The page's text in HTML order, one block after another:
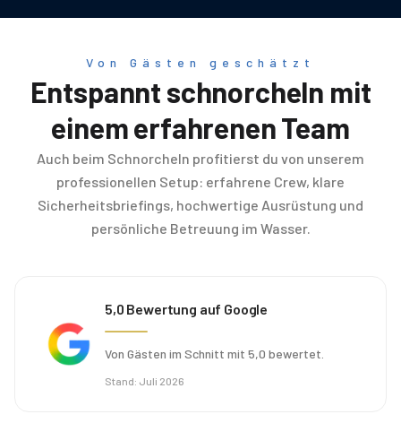
Von Gästen geschätzt
Entspannt schnorcheln mit
einem erfahrenen Team
Auch beim Schnorcheln profitierst du von unserem
professionellen Setup: erfahrene Crew, klare
Sicherheitsbriefings, hochwertige Ausrüstung und
persönliche Betreuung im Wasser.
5,0 Bewertung auf Google
Von Gästen im Schnitt mit 5,0 bewertet.
Stand: Juli 2026